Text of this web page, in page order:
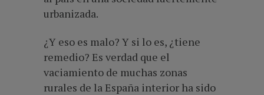
urbanizada.
¿Y eso es malo? Y si lo es, ¿tiene
remedio? Es verdad que el
vaciamiento de muchas zonas
rurales de la España interior ha sido